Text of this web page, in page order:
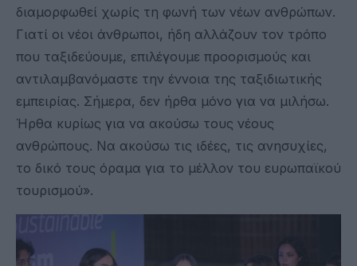
διαμορφωθεί χωρίς τη φωνή των νέων ανθρώπων.
Γιατί οι νέοι άνθρωποι, ήδη αλλάζουν τον τρόπο
που ταξιδεύουμε, επιλέγουμε προορισμούς και
αντιλαμβανόμαστε την έννοια της ταξιδιωτικής
εμπειρίας. Σήμερα, δεν ήρθα μόνο για να μιλήσω.
Ήρθα κυρίως για να ακούσω τους νέους
ανθρώπους. Να ακούσω τις ιδέες, τις ανησυχίες,
το δικό τους όραμα για το μέλλον του ευρωπαϊκού
τουρισμού».